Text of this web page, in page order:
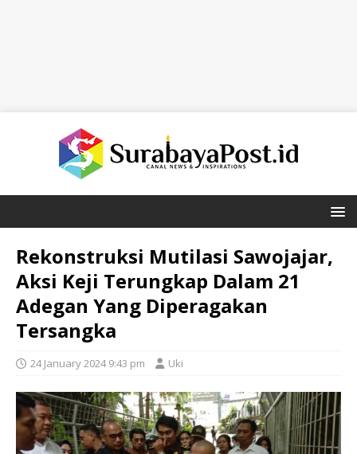
Rekonstruksi Mutilasi Sawojajar,
Aksi Keji Terungkap Dalam 21
Adegan Yang Diperagakan
Tersangka
24 January 2024 9:43 pm Uki